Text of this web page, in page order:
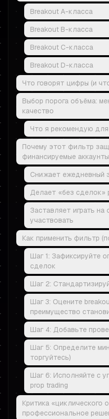
Breakout A-класса
Breakout B-класса
Breakout C-класса
Breakout D-класса
Что говорят цифры (и
Выбор порога объёма:
качество
Что я рекомендую для
Почему этот фильтр
финансируемые аккаунты
Снижает ежедневный
Делает «без сделок»
Заставляет играть на
участвовать
Как применить фильтр
Шаг 1: Зафиксируйте
сделок
Шаг 2:
Шаг 3: Оцените
преимущество
Шаг 4: Добавьте
Шаг 5: Определите
торгуйтесь)
Шаг 6: Исполняйте с
prop trading
Критика «циклического
профессиональное